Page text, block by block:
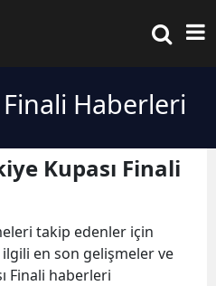
Haberleri
Kupası Finali
takip edenler için
ilgili en son gelişmeler ve
Finali haberleri